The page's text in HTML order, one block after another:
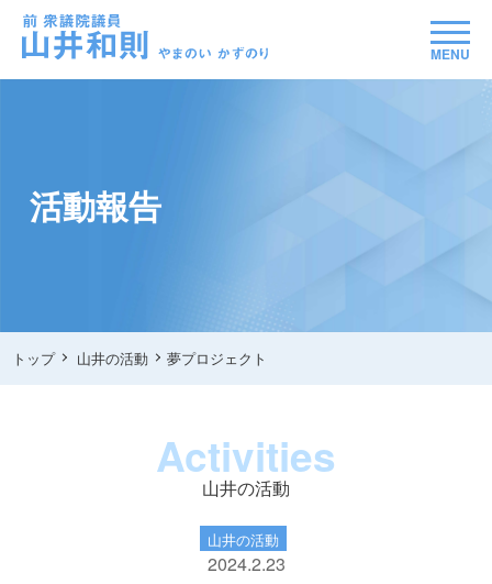
MENU
活動報告
トップ 山井の活動 夢プロジェクト
Activities
山井の活動
山井の活動
2024.2.23